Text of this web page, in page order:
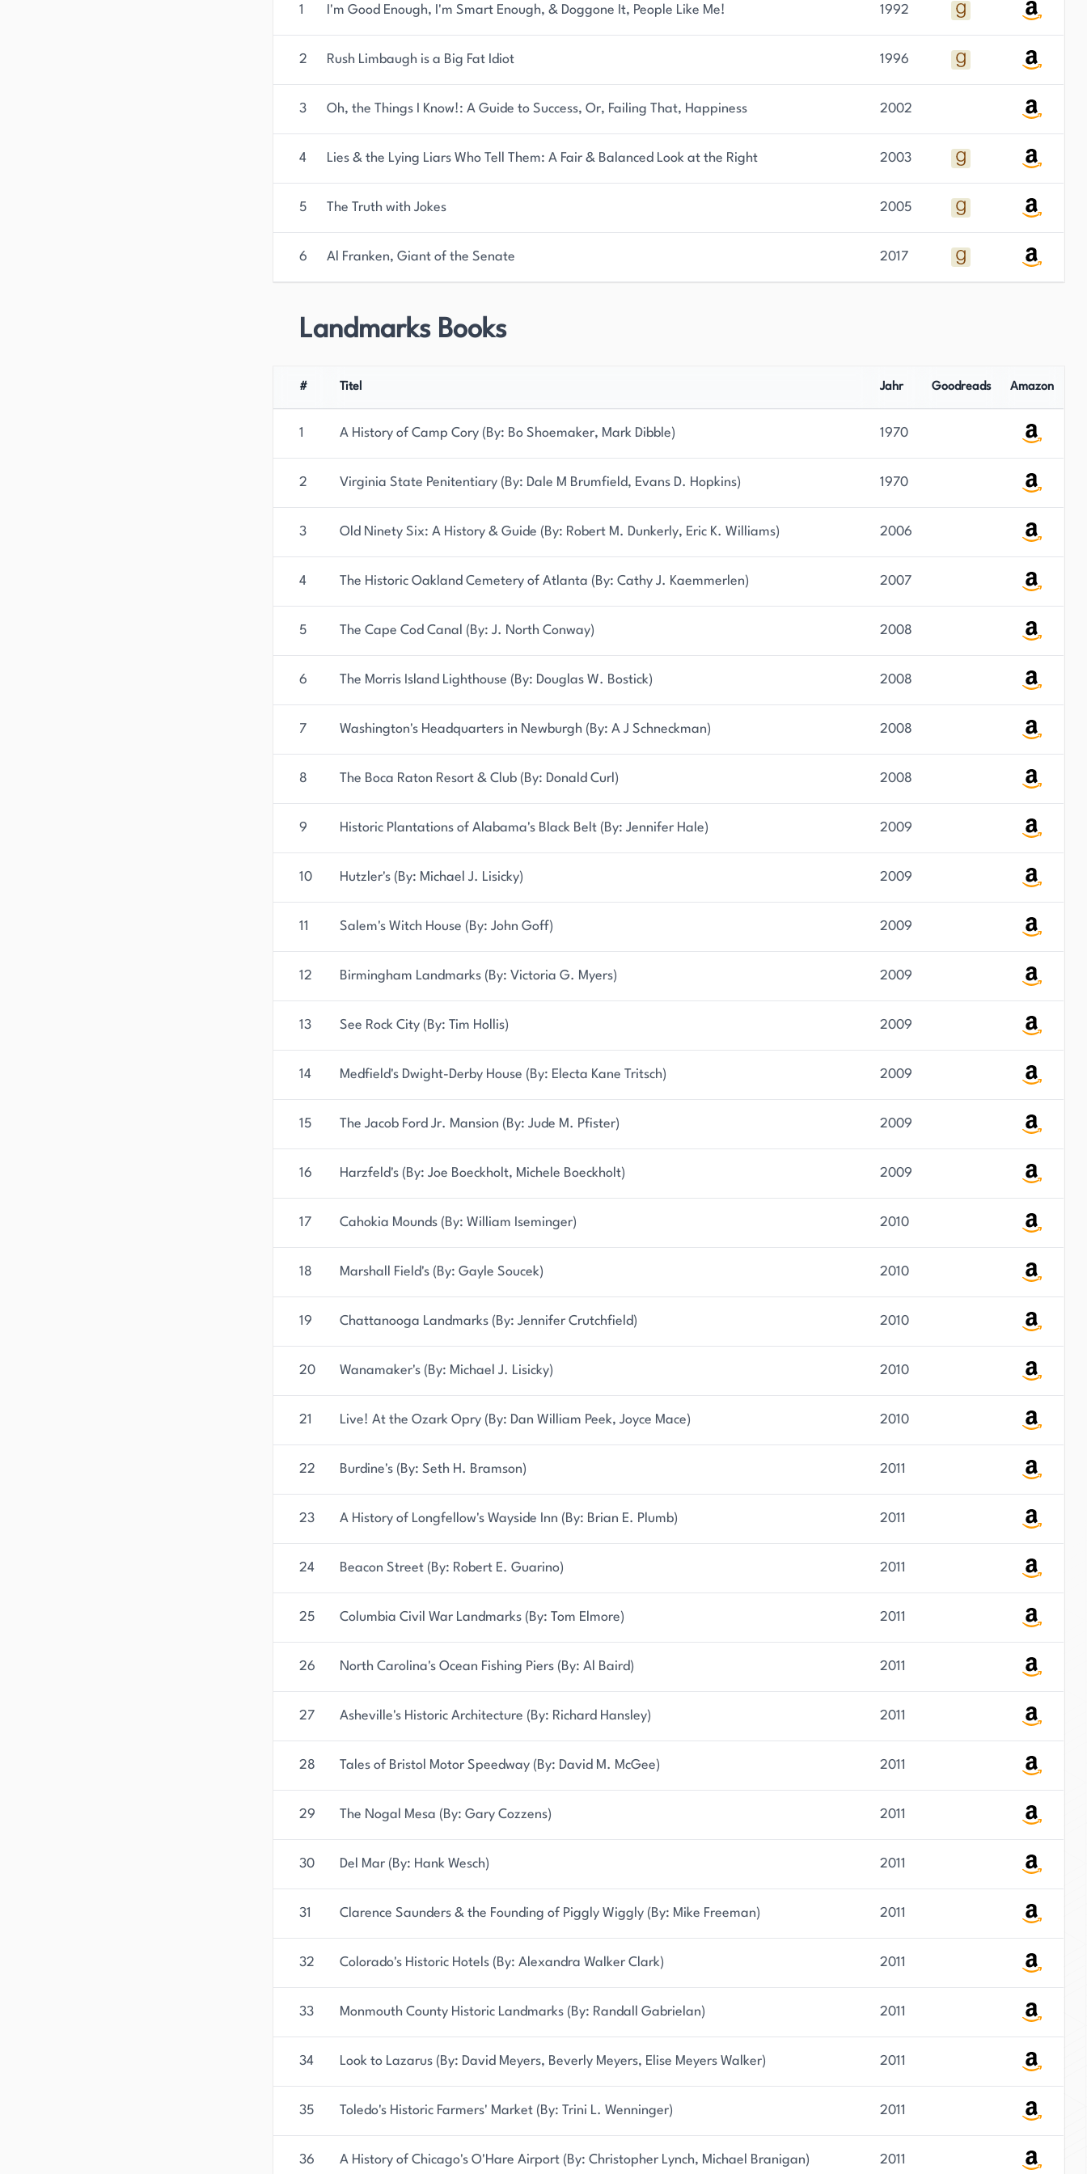
er bleibt eine einflussreiche und prominente Persönlichkeit in der amerikanischen Politik und
1 I'm Good Enough, I'm Smart Enough, & Doggone It, People Like Me! 1992
2 Rush Limbaugh is a Big Fat Idiot 1996
3 Oh, the Things I Know!: A Guide to Success, Or, Failing That, Happiness 2002
4 Lies & the Lying Liars Who Tell Them: A Fair & Balanced Look at the Right 2003
5 The Truth with Jokes 2005
6 Al Franken, Giant of the Senate 2017
Landmarks Books
# Titel Jahr Goodreads Amazon
1 A History of Camp Cory (By: Bo Shoemaker, Mark Dibble) 1970
2 Virginia State Penitentiary (By: Dale M Brumfield, Evans D. Hopkins) 1970
3 Old Ninety Six: A History & Guide (By: Robert M. Dunkerly, Eric K. Williams) 2006
4 The Historic Oakland Cemetery of Atlanta (By: Cathy J. Kaemmerlen) 2007
5 The Cape Cod Canal (By: J. North Conway) 2008
6 The Morris Island Lighthouse (By: Douglas W. Bostick) 2008
7 Washington's Headquarters in Newburgh (By: A J Schneckman) 2008
8 The Boca Raton Resort & Club (By: Donald Curl) 2008
9 Historic Plantations of Alabama's Black Belt (By: Jennifer Hale) 2009
10 Hutzler's (By: Michael J. Lisicky) 2009
11 Salem's Witch House (By: John Goff) 2009
12 Birmingham Landmarks (By: Victoria G. Myers) 2009
13 See Rock City (By: Tim Hollis) 2009
14 Medfield's Dwight-Derby House (By: Electa Kane Tritsch) 2009
15 The Jacob Ford Jr. Mansion (By: Jude M. Pfister) 2009
16 Harzfeld's (By: Joe Boeckholt, Michele Boeckholt) 2009
17 Cahokia Mounds (By: William Iseminger) 2010
18 Marshall Field's (By: Gayle Soucek) 2010
19 Chattanooga Landmarks (By: Jennifer Crutchfield) 2010
20 Wanamaker's (By: Michael J. Lisicky) 2010
21 Live! At the Ozark Opry (By: Dan William Peek, Joyce Mace) 2010
22 Burdine's (By: Seth H. Bramson) 2011
23 A History of Longfellow's Wayside Inn (By: Brian E. Plumb) 2011
24 Beacon Street (By: Robert E. Guarino) 2011
25 Columbia Civil War Landmarks (By: Tom Elmore) 2011
26 North Carolina's Ocean Fishing Piers (By: Al Baird) 2011
27 Asheville's Historic Architecture (By: Richard Hansley) 2011
28 Tales of Bristol Motor Speedway (By: David M. McGee) 2011
29 The Nogal Mesa (By: Gary Cozzens) 2011
30 Del Mar (By: Hank Wesch) 2011
31 Clarence Saunders & the Founding of Piggly Wiggly (By: Mike Freeman) 2011
32 Colorado's Historic Hotels (By: Alexandra Walker Clark) 2011
33 Monmouth County Historic Landmarks (By: Randall Gabrielan) 2011
34 Look to Lazarus (By: David Meyers, Beverly Meyers, Elise Meyers Walker) 2011
35 Toledo's Historic Farmers' Market (By: Trini L. Wenninger) 2011
36 A History of Chicago's O'Hare Airport (By: Christopher Lynch, Michael Branigan) 2011